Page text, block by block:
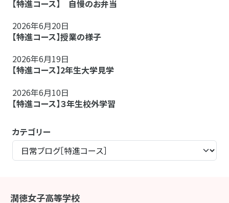
【特進コース】 自慢のお弁当
2026年6月20日
【特進コース】授業の様子
2026年6月19日
【特進コース】2年生大学見学
2026年6月10日
【特進コース】３年生校外学習
カテゴリー
潤徳女子高等学校